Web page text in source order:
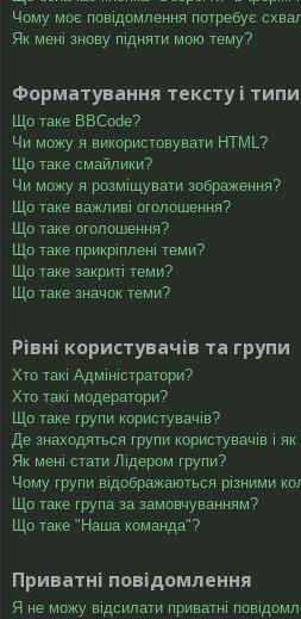
Чому моє повідомлення потребує
Як мені знову підняти мою тему?
Форматування тексту і
Що таке BBCode?
Чи можу я використовувати HTML?
Що таке смайлики?
Чи можу я розміщувати зображення?
Що таке важливі оголошення?
Що таке оголошення?
Що таке прикріплені теми?
Що таке закриті теми?
Що таке значок теми?
Рівні користувачів та групи
Хто такі Адміністратори?
Хто такі модератори?
Що таке групи користувачів?
Де знаходяться групи користувачів і
Як мені стати Лідером групи?
Чому групи відображаються різними
Що таке група за замовчуванням?
Що таке "Наша команда"?
Приватні повідомлення
Я не можу відсилати приватні